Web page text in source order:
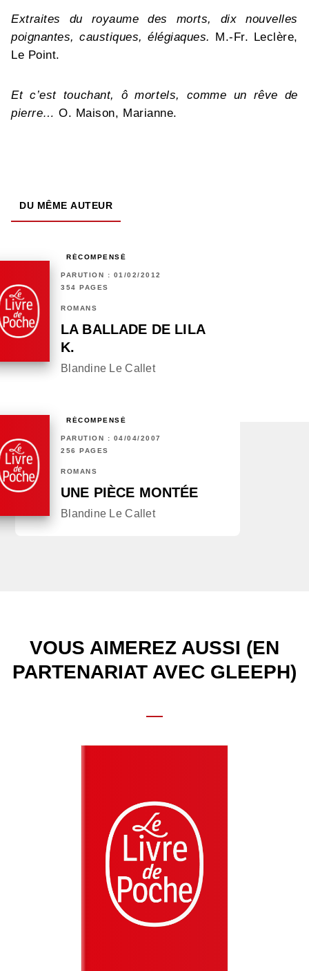
Extraites du royaume des morts, dix nouvelles
poignantes, caustiques, élégiaques.
M.-Fr. Leclère,
Le Point.
Et c’est touchant, ô mortels, comme un rêve de
pierre… O. Maison, Marianne.
DU MÊME AUTEUR
RÉCOMPENSÉ
PARUTION : 01/02/2012
354 PAGES
ROMANS
LA BALLADE DE LILA
K.
Blandine Le Callet
RÉCOMPENSÉ
PARUTION : 04/04/2007
256 PAGES
ROMANS
UNE PIÈCE MONTÉE
Blandine Le Callet
VOUS AIMEREZ AUSSI (EN
PARTENARIAT AVEC GLEEPH)